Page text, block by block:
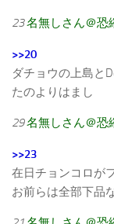
23名無しさん＠恐
>>20
ダチョウの上島と
たのよりはまし
29名無しさん＠恐
>>23
在日チョンコロが
お前らは全部下品